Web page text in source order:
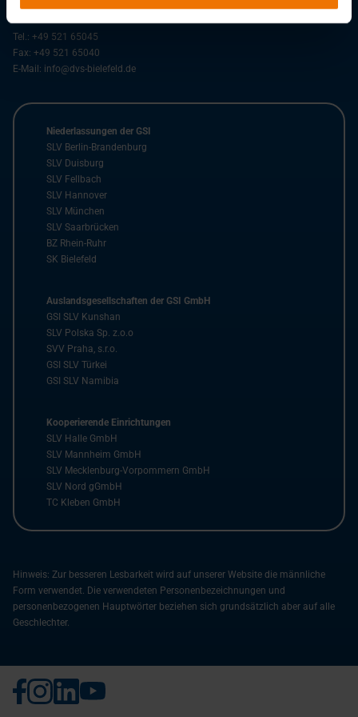
33607Bielefeld
Tel.: +49 521 65045
Fax: +49 521 65040
E-Mail: info@dvs-bielefeld.de
Niederlassungen der GSI
SLV Berlin-Brandenburg
SLV Duisburg
SLV Fellbach
SLV Hannover
SLV München
SLV Saarbrücken
BZ Rhein-Ruhr
SK Bielefeld
Auslandsgesellschaften der GSI GmbH
GSI SLV Kunshan
SLV Polska Sp. z.o.o
SVV Praha, s.r.o.
GSI SLV Türkei
GSI SLV Namibia
Kooperierende Einrichtungen
SLV Halle GmbH
SLV Mannheim GmbH
SLV Mecklenburg-Vorpommern GmbH
SLV Nord gGmbH
TC Kleben GmbH
Hinweis: Zur besseren Lesbarkeit wird auf unserer Website die männliche
Form verwendet. Die verwendeten Personenbezeichnungen und
personenbezogenen Hauptwörter beziehen sich grundsätzlich aber auf alle
Geschlechter.